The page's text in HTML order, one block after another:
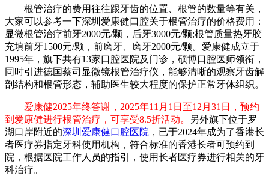
根管治疗的费用往往跟牙齿的位置、根管的数量等有关，
大家可以参考一下深圳爱康健口腔关于根管治疗的价格费用：
显微根管治疗前牙2000元/颗，后牙3000元/颗;根管质量热牙胶
充填前牙1500元/颗，前磨牙、磨牙2000元/颗。爱康健成立于
1995年，旗下共有13家口腔医院及门诊，硕博口腔医师领衔，
同时引进德国蔡司显微镜根管治疗仪，能够清晰的观察牙齿解
剖结构和根管形态，辅助医生较大程度的保护正常牙体组织。
爱康健2025年终答谢，2025年11月1日至12月31日，预约
到爱康健进行根管治疗，可享受8.5折活动。
另外旗下位于罗
湖口岸附近的深圳爱康健口腔医院 ，已于2024年成为了香港长
者医疗券指定牙科使用机构，符合标准的香港长者可预约到
院，根据医院工作人员的指引，使用长者医疗券进行相关的牙
科治疗。